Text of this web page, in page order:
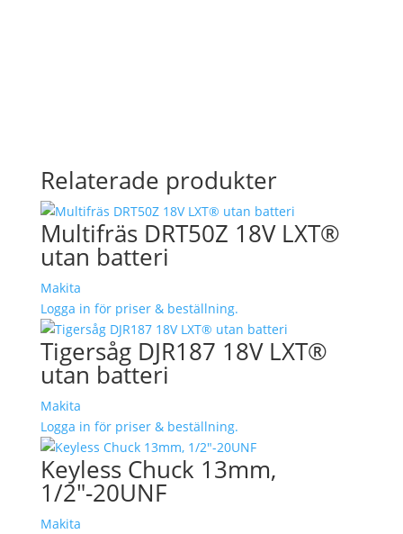
Relaterade produkter
Multifräs DRT50Z 18V LXT®
utan batteri
Makita
Logga in för priser & beställning.
Tigersåg DJR187 18V LXT®
utan batteri
Makita
Logga in för priser & beställning.
Keyless Chuck 13mm,
1/2″-20UNF
Makita